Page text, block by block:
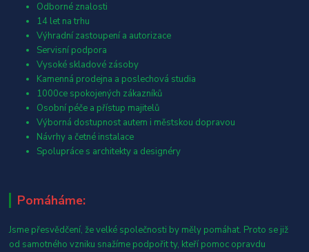
Odborné znalosti
14 let na trhu
Výhradní zastoupení a autorizace
Servisní podpora
Vysoké skladové zásoby
Kamenná prodejna a poslechová studia
1000ce spokojených zákazníků
Osobní péče a přístup majitelů
Výborná dostupnost autem i městskou dopravou
Návrhy a četné instalace
Spolupráce s architekty a designéry
Pomáháme:
Jsme přesvědčení, že velké společnosti by měly pomáhat. Proto se již
od samotného vzniku snažíme podpořit ty, kteří pomoc opravdu